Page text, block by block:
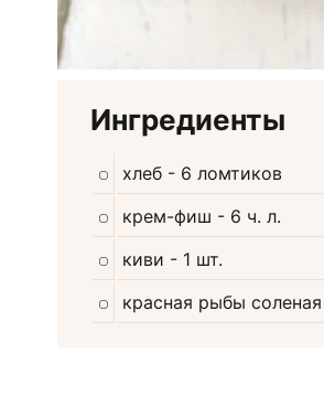
Ингредиенты
хлеб - 6 ломтиков
крем-фиш - 6 ч. л.
киви - 1 шт.
красная рыбы соленая